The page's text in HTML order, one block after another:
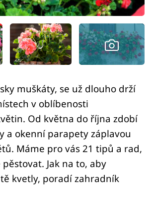
muškáty, se už dlouho drží
v oblíbenosti
Od května do října zdobí
a okenní parapety záplavou
Máme pro vás 21 tipů a rad,
Jak na to, aby
kvetly, poradí zahradník